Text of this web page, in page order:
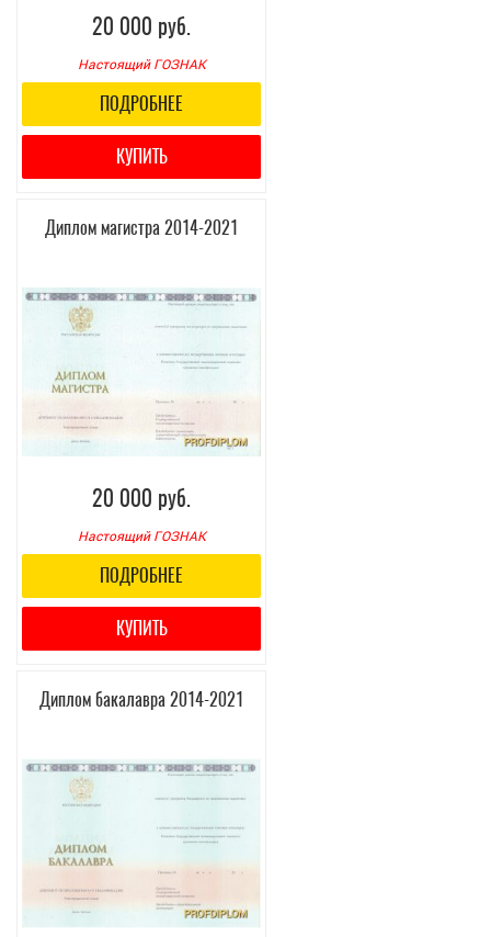
20 000 руб.
Настоящий ГОЗНАК
ПОДРОБНЕЕ
КУПИТЬ
Диплом магистра 2014-2021
20 000 руб.
Настоящий ГОЗНАК
ПОДРОБНЕЕ
КУПИТЬ
Диплом бакалавра 2014-2021